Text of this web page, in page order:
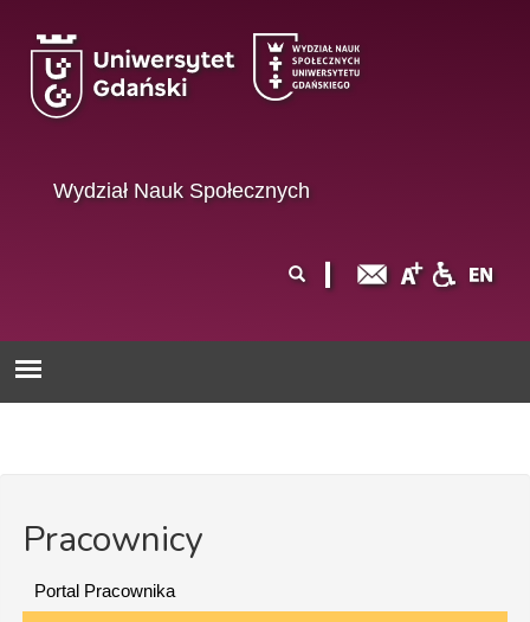
Wydział Nauk Społecznych
wyszukiwania
Pracownicy
Portal Pracownika